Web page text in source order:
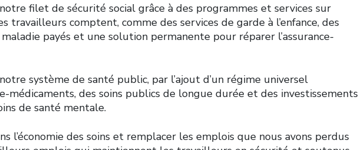
filet de sécurité social grâce à des programmes et services sur
travailleurs comptent, comme des services de garde à l’enfance, des
payés et une solution permanente pour réparer l’assurance-
système de santé public, par l’ajout d’un régime universel
médicaments, des soins publics de longue durée et des investissements
de santé mentale.
l’économie des soins et remplacer les emplois que nous avons perdus